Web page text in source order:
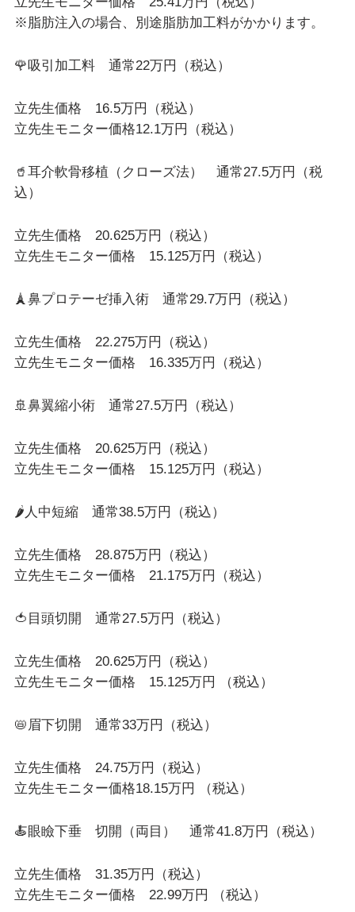
※脂肪注入の場合、別途脂肪加工料がかかります。
🌹吸引加工料 通常22万円（税込）
立先生価格 16.5万円（税込）
立先生モニター価格12.1万円（税込）
🥤耳介軟骨移植（クローズ法） 通常27.5万円（税
込）
立先生価格 20.625万円（税込）
立先生モニター価格 15.125万円（税込）
🗼鼻プロテーゼ挿入術 通常29.7万円（税込）
立先生価格 22.275万円（税込）
立先生モニター価格 16.335万円（税込）
🚢鼻翼縮小術 通常27.5万円（税込）
立先生価格 20.625万円（税込）
立先生モニター価格 15.125万円（税込）
🌶️人中短縮 通常38.5万円（税込）
立先生価格 28.875万円（税込）
立先生モニター価格 21.175万円（税込）
🍅目頭切開 通常27.5万円（税込）
立先生価格 20.625万円（税込）
立先生モニター価格 15.125万円 （税込）
📛眉下切開 通常33万円（税込）
立先生価格 24.75万円（税込）
立先生モニター価格18.15万円 （税込）
🍝眼瞼下垂 切開（両目） 通常41.8万円（税込）
立先生価格 31.35万円（税込）
立先生モニター価格 22.99万円 （税込）